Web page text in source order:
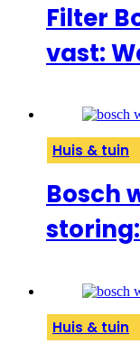
Filter
vast:
Huis & tuin
Bosch
Huis & tuin